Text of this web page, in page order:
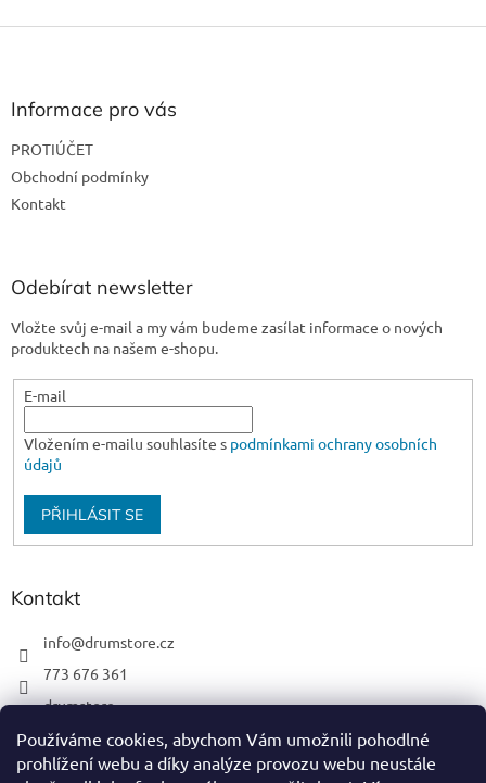
Používáme cookies, abychom Vám umožnili pohodlné
prohlížení webu a díky analýze provozu webu neustále
Z
Informace pro vás
PROTIÚČET
Obchodní podmínky
Kontakt
Odebírat newsletter
Vložte svůj e-mail a my vám budeme zasílat informace o nových
produktech na našem e-shopu.
E-mail
Vložením e-mailu souhlasíte s podmínkami ochrany osobních
údajů
PŘIHLÁSIT SE
Kontakt
info@drumstore.cz
773 676 361
drumstore
drumstore.cz
https://www.youtube.com/@DRUMSTOREPRAGUE